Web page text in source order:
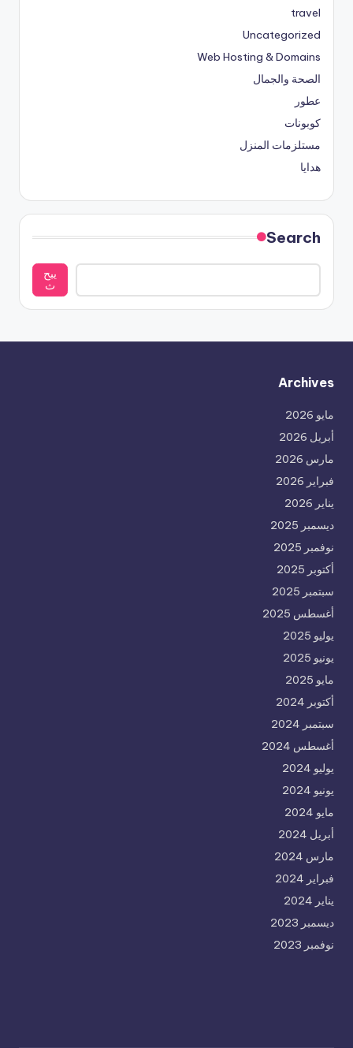
travel
Uncategorized
Web Hosting & Domains
الصحة والجمال
عطور
كوبونات
مستلزمات المنزل
هدايا
Search
يبح
ث
Archives
مايو 2026
أبريل 2026
مارس 2026
فبراير 2026
يناير 2026
ديسمبر 2025
نوفمبر 2025
أكتوبر 2025
سبتمبر 2025
أغسطس 2025
يوليو 2025
يونيو 2025
مايو 2025
أكتوبر 2024
سبتمبر 2024
أغسطس 2024
يوليو 2024
يونيو 2024
مايو 2024
أبريل 2024
مارس 2024
فبراير 2024
يناير 2024
ديسمبر 2023
نوفمبر 2023